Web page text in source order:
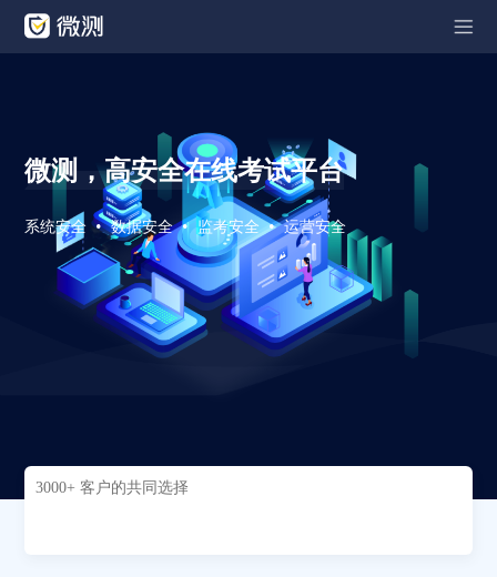
微测，高安全在线考试平台
系统安全 数据安全 监考安全 运营安全
3000+ 客户的共同选择